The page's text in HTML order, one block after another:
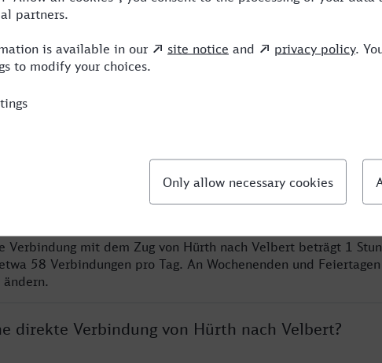
schnellste Verbindung von Hürth nach Velbert?
Verbindung mit dem Zug von Hürth nach Velbert beträgt 1
58 Verbindungen pro Tag. An Wochenenden und
direkte Verbindung von Hürth nach Velbert?